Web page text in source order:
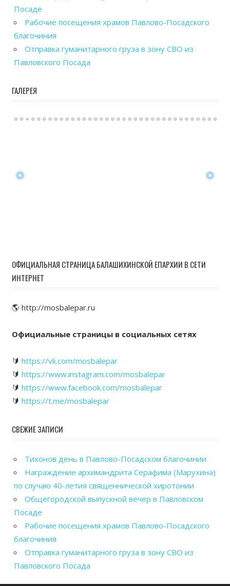
Посаде
Рабочие посещения храмов Павлово-Посадского
благочиния
Отправка гуманитарного груза в зону СВО из
Павловского Посада
ГАЛЕРЕЯ
ОФИЦИАЛЬНАЯ СТРАНИЦА БАЛАШИХИНСКОЙ ЕПАРХИИ В СЕТИ
ИНТЕРНЕТ
🌎 http://mosbalepar.ru
Официальные страницы в социальных сетях
🔰 https://vk.com/mosbalepar
🔰 https://www.instagram.com/mosbalepar
🔰 https://www.facebook.com/mosbalepar
🔰 https://t.me/mosbalepar
СВЕЖИЕ ЗАПИСИ
Тихонов день в Павлово-Посадском благочинии
Награждение архимандрита Серафима (Марухина)
по случаю 40-летия священнической хиротонии
Общегородской выпускной вечер в Павловском
Посаде
Рабочие посещения храмов Павлово-Посадского
благочиния
Отправка гуманитарного груза в зону СВО из
Павловского Посада